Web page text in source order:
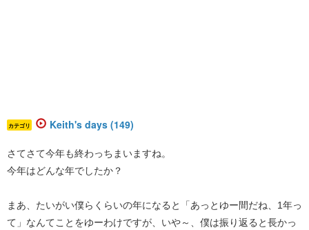
カテゴリ Keith's days (149)
さてさて今年も終わっちまいますね。
今年はどんな年でしたか？
まあ、たいがい僕らくらいの年になると「あっとゆー間だね、1年っ
て」なんてことをゆーわけですが、いや～、僕は振り返ると長かっ